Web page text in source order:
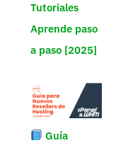
Tutoriales
Aprende paso
a paso [2025]
Guía